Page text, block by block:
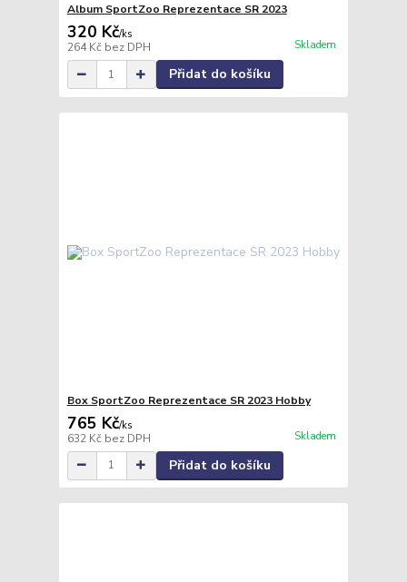
Album SportZoo Reprezentace SR 2023
320 Kč/ks
264 Kč bez DPH Skladem
Přidat do košíku
Box SportZoo Reprezentace SR 2023 Hobby
765 Kč/ks
632 Kč bez DPH Skladem
Přidat do košíku